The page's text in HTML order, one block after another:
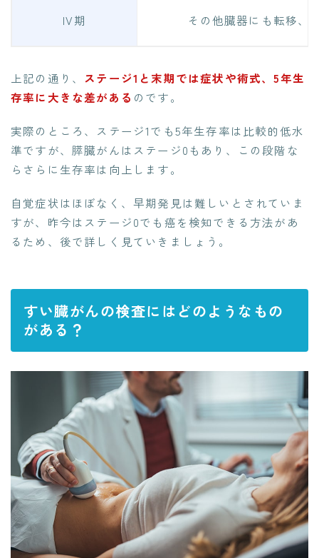
IV期 その他臓器にも転移、
上記の通り、 ステージ1と末期では症状や術式、5年生
存率に大きな差がある のです。
実際のところ、ステージ1でも5年生存率は比較的低水
準ですが、膵臓がんはステージ0もあり、この段階な
らさらに生存率は向上します。
自覚症状はほぼなく、早期発見は難しいとされていま
すが、昨今はステージ0でも癌を検知できる方法があ
るため、後で詳しく見ていきましょう。
すい臓がんの検査にはどのようなもの
がある？